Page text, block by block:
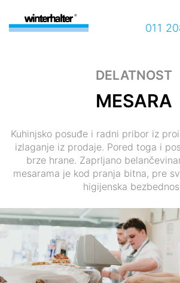
011
DELATNOST
MESARA
Kuhinjsko posuđe i radni pribor iz
izlaganje iz prodaje. Pored toga i
brze hrane. Zaprljano
mesarama je kod pranja bitna, pre
higijenska